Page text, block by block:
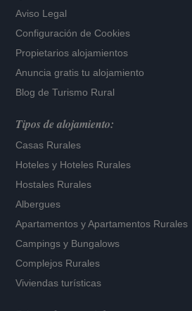
Aviso Legal
Configuración de Cookies
Propietarios alojamientos
Anuncia gratis tu alojamiento
Blog de Turismo Rural
Tipos de alojamiento:
Casas Rurales
Hoteles y Hoteles Rurales
Hostales Rurales
Albergues
Apartamentos yApartamentos Rurales
Campings y Bungalows
Complejos Rurales
Viviendas turísticas